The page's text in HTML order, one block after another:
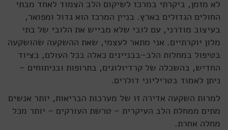
לא מזמן, ביקרתי במרכז לשיקום הלב הצמוד לאחד מבתי
החולים הגדולים בארץ. בניין המרכז הוא גדול ומפואר,
בעיצוב מודרני, עם לובי שלא מבייש את הלובי של בתי
מלון יוקרתיים. אני מתאר לעצמי, שאת ההשקעה שהושקעה
בטיפול במחלות הלב–בבניינים כאלה בכל העולם, בציוד
החדיש, בהשכלה של קרדיולוגים, בתרופות ובניתוחים –
ניתן לאמוד בטריליוני דולרים.
למרות השקעה אדירה זו של מערכות הבריאות, יותר אנשים
מתים ממחלת הלב העיקרית – טרשת העורקים – יותר מכל
מחלה אחרת.